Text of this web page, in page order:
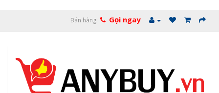
Bán hàng: Gọi ngay